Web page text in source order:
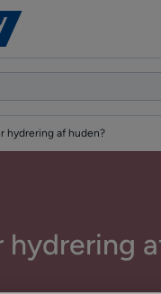
hydrering af huden?
hydrering